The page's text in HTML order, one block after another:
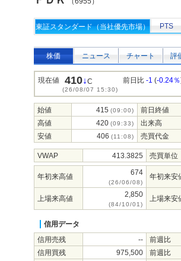
東証スタンダード（当社優先市場） PTS
株価 ニュース チャート 評
現在値 410↓C
(26/08/07 15:30)
前日比 -1 (-0.24％
始値 415 (09:00)
前日終値
高値
420 (09:33)
出来高
安値
406 (11:08) 売買代金
VWAP 413.3825 売買単位
年初来高値 674
(26/06/08)
年初来安
上場来高値 2,850
(84/10/01)
上場来安
信用データ
信用売残
--
前週比
信用買残
975,500
前週比